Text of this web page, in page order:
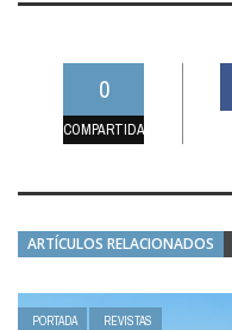
0
COMPARTIDAS
ARTÍCULOS RELACIONADOS
PORTADA REVISTAS